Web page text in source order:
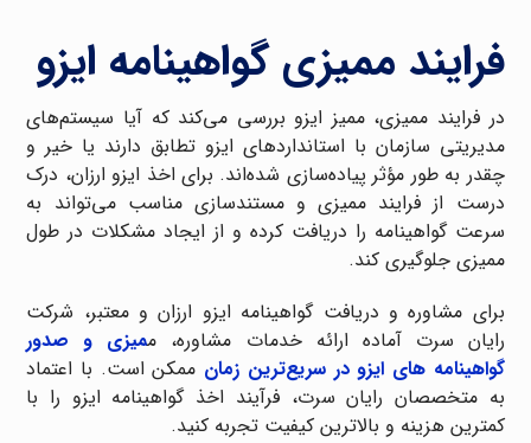
فرایند ممیزی گواهینامه ایزو
در فرایند ممیزی، ممیز ایزو بررسی می‌کند که آیا سیستم‌های
مدیریتی سازمان با استانداردهای ایزو تطابق دارند یا خیر و
چقدر به طور مؤثر پیاده‌سازی شده‌اند. برای اخذ ایزو ارزان، درک
درست از فرایند ممیزی و مستندسازی مناسب می‌تواند به
سرعت گواهینامه را دریافت کرده و از ایجاد مشکلات در طول
ممیزی جلوگیری کند.
برای مشاوره و دریافت گواهینامه ایزو ارزان و معتبر، شرکت
رایان سرت آماده ارائه خدمات مشاوره، ممیزی و صدور
گواهینامه‌ های ایزو در سریع‌ترین زمان ممکن است. با اعتماد
به متخصصان رایان سرت، فرآیند اخذ گواهینامه ایزو را با
کمترین هزینه و بالاترین کیفیت تجربه کنید.